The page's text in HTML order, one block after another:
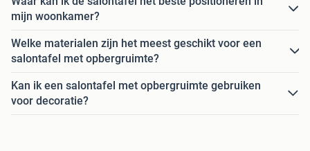
mijn woonkamer?
Welke materialen zijn het meest geschikt voor een
salontafel met opbergruimte?
Kan ik een salontafel met opbergruimte gebruiken
voor decoratie?